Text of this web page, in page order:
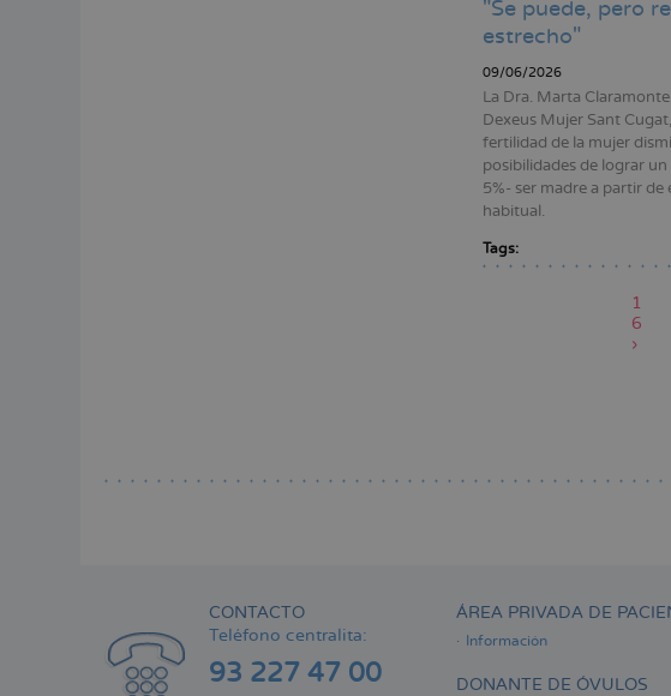
"Se puede, pero
estrecho"
09/06/2026
La Dra. Marta
Dexeus Mujer Sant
fertilidad de la mujer
posibilidades de lograr
5%- ser madre a partir de
habitual.
Tags:
1
Page
6
›
CONTACTO
Teléfono centralita:
93 227 47 00
ÁREA PRIVADA DE
Información
DONANTE DE ÓVULOS